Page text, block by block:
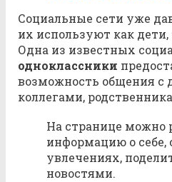
Социальные сети уже
их используют как дети,
Одна из известных
одноклассники
возможность общения с
коллегами,
На странице можно
информацию о себе,
увлечениях,
новостями.